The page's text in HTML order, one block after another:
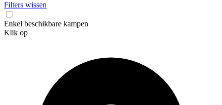
Filters wissen
Enkel beschikbare kampen
Klik op